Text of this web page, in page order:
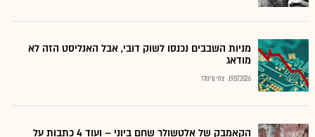
מניות השבבים נכנסו לשוק דובי, אבל האנליסט הזה לא
מודאג
19.07.2026 צחי גרינולד
הקאמבק של אלטשולר שחם ביוני – ועוד 4 כתבות על